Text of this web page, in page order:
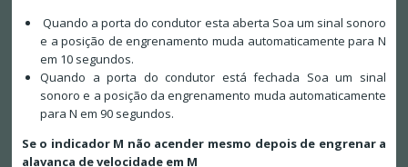
Quando a porta do condutor esta aberta Soa um sinal sonoro
e a posição de engrenamento muda automaticamente para N
em 10 segundos.
Quando a porta do condutor está fechada Soa um sinal
sonoro e a posição da engrenamento muda automaticamente
para N em 90 segundos.
Se o indicador M não acender mesmo depois de engrenar a
alavanca de velocidade em M